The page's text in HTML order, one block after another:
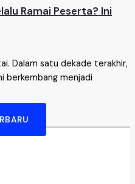
Ramai Peserta? Ini
Dalam satu dekade terakhir,
berkembang menjadi